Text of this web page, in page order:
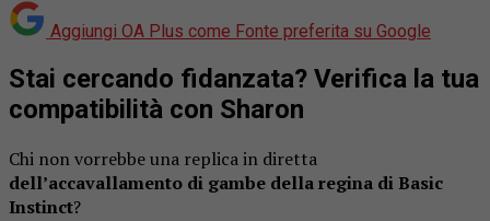
Aggiungi OA Plus come Fonte preferita su Google
Stai cercando fidanzata? Verifica la tua
compatibilità con Sharon
Chi non vorrebbe una replica in diretta
dell’accavallamento di gambe della regina di Basic
Instinct?